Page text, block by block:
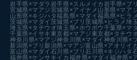
岩手県×マダラ 岩手県×スルメイカ 岩手県×ブ
宮城県×マアジ宮城県×アイナメ 山形県×マア
山形県×キジハタ福島県×マダイ福島県×ヒラ
茨城県×マダイ 茨城県×ブリ茨城県×ヒラメ埼
埼玉県×タチウオ埼玉県×ホウボウ 千葉県×マ
千葉県×イサキ 東京都×マアジ 東京都×タチウ
神奈川県×マアジ神奈川県×マダイ 神奈川県×
新潟県×ブリ 新潟県×マアジ富山県×アオリイ
富山県×マダイ 石川県×ブリ石川県×キジハタ
福井県×ケンサキイカ 福井県×マダイ福井県×